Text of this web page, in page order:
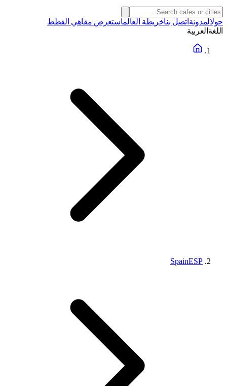
حولالمدونة اتصل بناخريطة العالماستعرض مقاهي القطط
اللغة العربية
SpainESP